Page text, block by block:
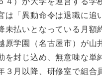
は「異動命令は退職に
払いとなっている月額
学園（名古屋市）が
封じ込め、無意味な単
月以降、研修室で組